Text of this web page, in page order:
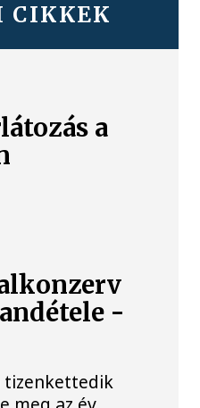
CIKKEK
a
-
tizenkettedik